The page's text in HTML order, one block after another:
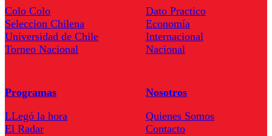
Colo Colo
Seleccion Chilena
Universidad de Chile
Torneo Nacional
Dato Practico
Economía
Internacional
Nacional
Programas
LLegó la hora
El Radar
Nosotros
Quienes Somos
Contacto